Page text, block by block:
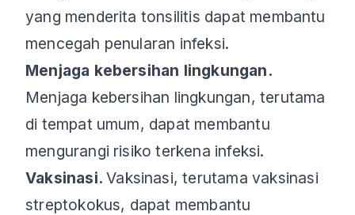
yang menderita tonsilitis dapat membantu
mencegah penularan infeksi.
Menjaga kebersihan lingkungan.
Menjaga kebersihan lingkungan, terutama
di tempat umum, dapat membantu
mengurangi risiko terkena infeksi.
Vaksinasi.Vaksinasi, terutama vaksinasi
streptokokus, dapat membantu